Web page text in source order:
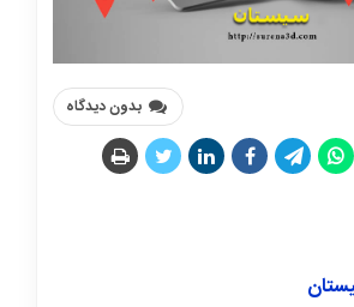
بدون دیدگاه